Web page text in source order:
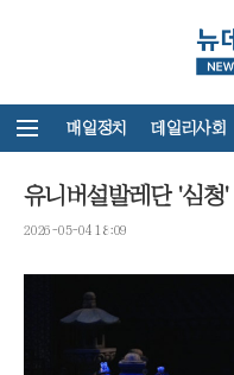
뉴스홈 매일정치 데일리사회
유니버설발레단 '심
2026-05-04 18:09